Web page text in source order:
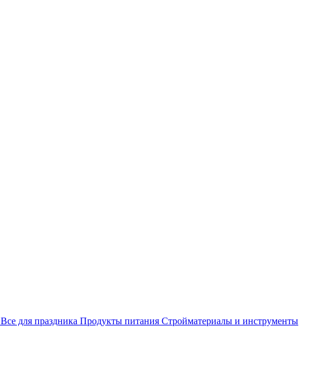
Все для праздника Продукты питания Стройматериалы и инструменты